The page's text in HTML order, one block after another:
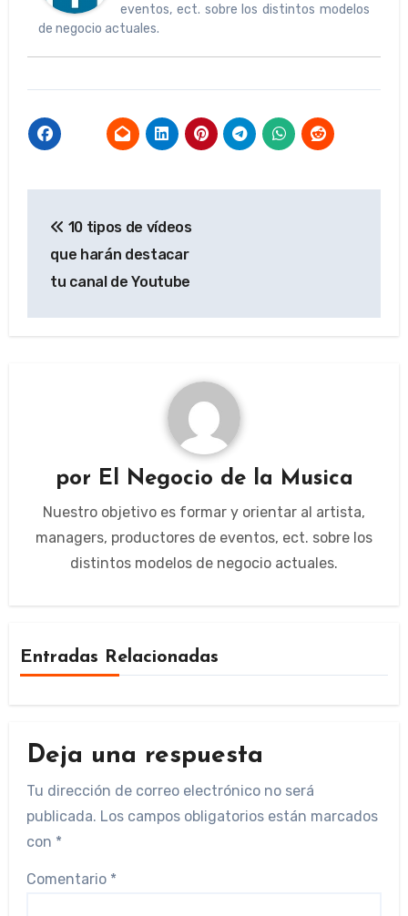
eventos, ect. sobre los distintos modelos
de negocio actuales.
de
entradas
10 tipos de vídeos
que harán destacar
tu canal de Youtube
por El Negocio de la Musica
Nuestro objetivo es formar y orientar al artista,
managers, productores de eventos, ect. sobre los
distintos modelos de negocio actuales.
Entradas Relacionadas
Deja una respuesta
Tu dirección de correo electrónico no será
publicada. Los campos obligatorios están marcados
con *
Comentario *